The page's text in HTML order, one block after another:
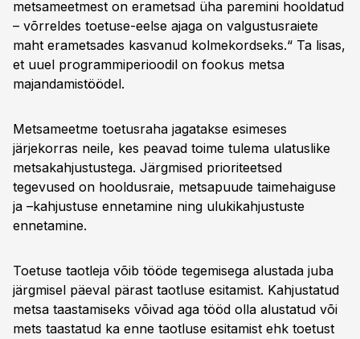
metsameetmest on erametsad üha paremini hooldatud
– võrreldes toetuse-eelse ajaga on valgustusraiete
maht erametsades kasvanud kolmekordseks.“ Ta lisas,
et uuel programmiperioodil on fookus metsa
majandamistöödel.
Metsameetme toetusraha jagatakse esimeses
järjekorras neile, kes peavad toime tulema ulatuslike
metsakahjustustega. Järgmised prioriteetsed
tegevused on hooldusraie, metsapuude taimehaiguse
ja –kahjustuse ennetamine ning ulukikahjustuste
ennetamine.
Toetuse taotleja võib tööde tegemisega alustada juba
järgmisel päeval pärast taotluse esitamist. Kahjustatud
metsa taastamiseks võivad aga tööd olla alustatud või
mets taastatud ka enne taotluse esitamist ehk toetust